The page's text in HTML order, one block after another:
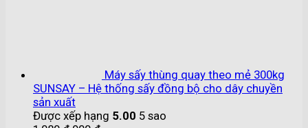
Máy sấy thùng quay theo mẻ 300kg
SUNSAY – Hệ thống sấy đồng bộ cho dây chuyền
sản xuất
Được xếp hạng 5.00 5 sao